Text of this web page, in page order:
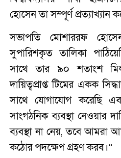
হোসেন তা সম্পূর্ণ প্রত্যাখ্যান
সভাপতি মোশাররফ
সুপারিশকৃত তালিকা
সাথে তার ৯০ শতাংশ
দায়িত্বপ্রাপ্ত টিমের একক
সাথে যোগাযোগ করেছি
সাংগঠনিক ব্যবস্থা নেওয়ার
ব্যবস্থা না নেয়, তবে আমরা
কঠোর পদক্ষেপ গ্রহণ করব।”